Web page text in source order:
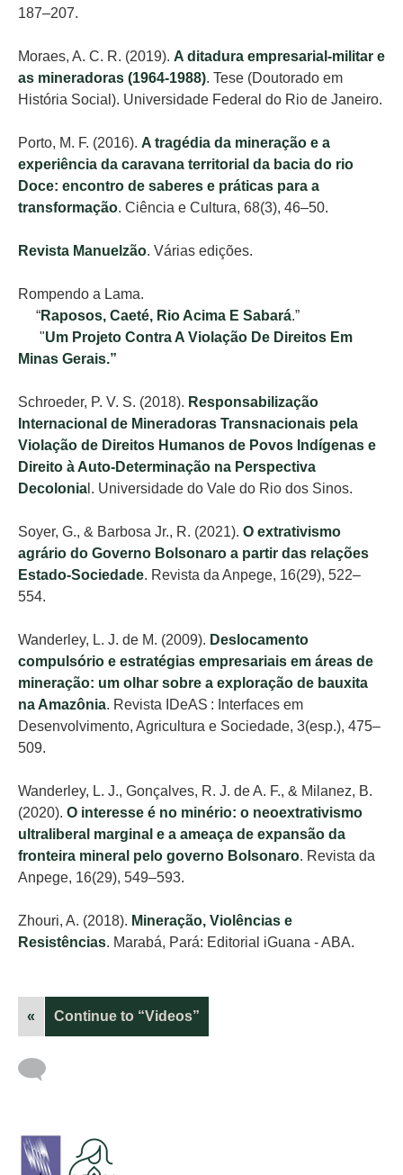
187–207.
Moraes, A. C. R. (2019). A ditadura empresarial-militar e
as mineradoras (1964-1988). Tese (Doutorado em
História Social). Universidade Federal do Rio de Janeiro.
Porto, M. F. (2016). A tragédia da mineração e a
experiência da caravana territorial da bacia do rio
Doce: encontro de saberes e práticas para a
transformação. Ciência e Cultura, 68(3), 46–50.
Revista Manuelzão. Várias edições.
Rompendo a Lama.
“Raposos, Caeté, Rio Acima E Sabará.”
"Um Projeto Contra A Violação De Direitos Em
Minas Gerais.”
Schroeder, P. V. S. (2018). Responsabilização
Internacional de Mineradoras Transnacionais pela
Violação de Direitos Humanos de Povos Indígenas e
Direito à Auto-Determinação na Perspectiva
Decolonia l. Universidade do Vale do Rio dos Sinos.
Soyer, G., & Barbosa Jr., R. (2021). O extrativismo
agrário do Governo Bolsonaro a partir das relações
Estado-Sociedade. Revista da Anpege, 16(29), 522–
554.
Wanderley, L. J. de M. (2009). Deslocamento
compulsório e estratégias empresariais em áreas de
mineração: um olhar sobre a exploração de bauxita
na Amazônia. Revista IDeAS : Interfaces em
Desenvolvimento, Agricultura e Sociedade, 3(esp.), 475–
509.
Wanderley, L. J., Gonçalves, R. J. de A. F., & Milanez, B.
(2020). O interesse é no minério: o neoextrativismo
ultraliberal marginal e a ameaça de expansão da
fronteira mineral pelo governo Bolsonaro. Revista da
Anpege, 16(29), 549–593.
Zhouri, A. (2018). Mineração, Violências e
Resistências. Marabá, Pará: Editorial iGuana - ABA.
« Continue to “Videos”